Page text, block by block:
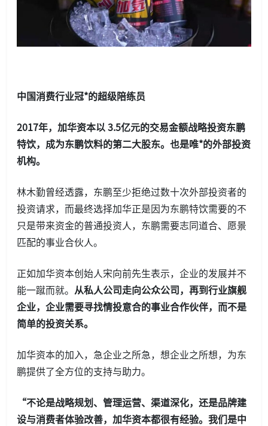
中国消费行业冠*的超级陪练员
2017年，加华资本以 3.5亿元的交易金额战略投资东鹏
特饮，成为东鹏饮料的第二大股东。也是唯*的外部投资
机构。
林木勤曾经透露，东鹏至少拒绝过数十次外部投资者的
投资请求，而最终选择加华正是因为东鹏特饮需要的不
只是带来资金的普通投资人，东鹏需要志同道合、愿景
匹配的事业合伙人。
正如加华资本创始人宋向前先生表示，企业的发展并不
能一蹴而就。 从私人公司走向公众公司，再到行业旗舰
企业，企业需要寻找情投意合的事业合作伙伴，而不是
简单的投资关系。
加华资本的加入，急企业之所急，想企业之所想，为东
鹏提供了全方位的支持与助力。
“不论是战略规划、管理运营、渠道深化，还是品牌建
设与消费者体验改善，加华资本都很有经验。我们是中